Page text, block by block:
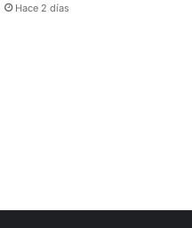
Hace 2 días